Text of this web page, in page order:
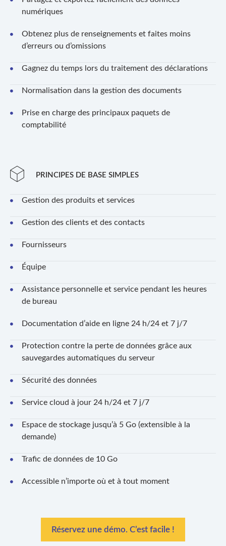
numériques
Obtenez plus de renseignements et faites moins
d’erreurs ou d’omissions
Gagnez du temps lors du traitement des déclarations
Normalisation dans la gestion des documents
Prise en charge des principaux paquets de
comptabilité
PRINCIPES DE BASE SIMPLES
Gestion des produits et services
Gestion des clients et des contacts
Fournisseurs
Équipe
Assistance personnelle et service pendant les heures
de bureau
Documentation d’aide en ligne 24 h/24 et 7 j/7
Protection contre la perte de données grâce aux
sauvegardes automatiques du serveur
Sécurité des données
Service cloud à jour 24 h/24 et 7 j/7
Espace de stockage jusqu’à 5 Go (extensible à la
demande)
Trafic de données de 10 Go
Accessible n’importe où et à tout moment
Réservez une démo. C’est facile !